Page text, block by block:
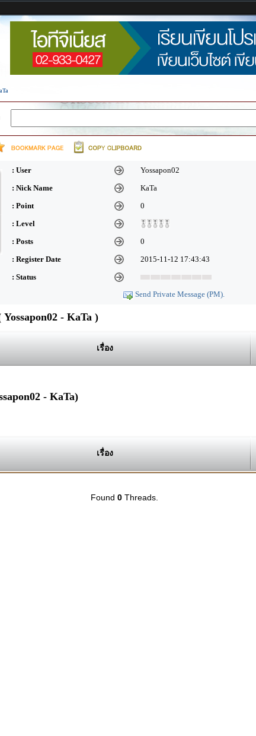
: User
Yossapon02
: Nick Name
KaTa
: Point
0
: Level
: Posts
0
: Register Date
2015-11-12 17:43:43
: Status
Send Private Message (PM).
- KaTa )
เรื่อง
- KaTa)
เรื่อง
Found 0 Threads.